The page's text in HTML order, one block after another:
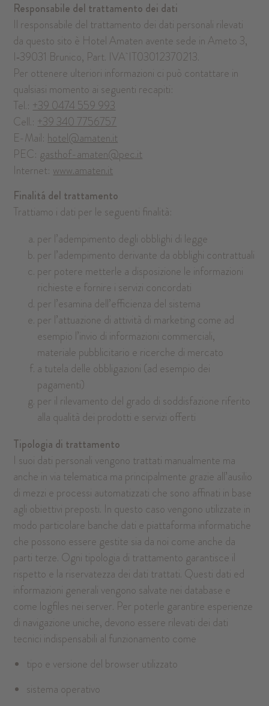
Responsabile del trattamento dei dati
Il responsabile del trattamento dei dati personali rilevati
da questo sito è Hotel Amaten avente sede in Ameto 3,
I‑39031 Brunico, Part. IVA IT03012370213.
Per ottenere ulteriori informazioni ci può contattare in
qualsiasi momento ai seguenti recapiti:
Tel.: +39 0474 559 993
Cell.: +39 340 7756757
E-Mail: hotel@amaten.it
PEC: gasthof-amaten@pec.it
Internet: www.amaten.it
Finalitá del trattamento
Trattiamo i dati per le seguenti finalità:
per l’adempimento degli obblighi di legge
per l’adempimento derivante da obblighi contrattuali
per potere metterle a disposizione le informazioni
richieste e fornire i servizi concordati
per l’esamina dell’efficienza del sistema
per l’attuazione di attività di marketing come ad
esempio l’invio di informazioni commerciali,
materiale pubblicitario e ricerche di mercato
a tutela delle obbligazioni (ad esempio dei
pagamenti)
per il rilevamento del grado di soddisfazione riferito
alla qualità dei prodotti e servizi offerti
Tipologia di trattamento
I suoi dati personali vengono trattati manualmente ma
anche in via telematica ma principalmente grazie all’ausilio
di mezzi e processi automatizzati che sono affinati in base
agli obiettivi preposti. In questo caso vengono utilizzate in
modo particolare banche dati e piattaforma informatiche
che possono essere gestite sia da noi come anche da
parti terze. Ogni tipologia di trattamento garantisce il
rispetto e la riservatezza dei dati trattati. Questi dati ed
informazioni generali vengono salvate nei database e
come logfiles nei server. Per poterle garantire esperienze
di navigazione uniche, devono essere rilevati dei dati
tecnici indispensabili al funzionamento come
tipo e versione del browser utilizzato
sistema operativo